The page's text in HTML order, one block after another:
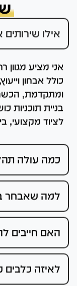
אילו
אני מציע מגוון
כולל אבחון
ומתקדמת,
בניית תוכניות
לציוד מקצועי,
כמה עולה
למה שאבחר
האם חייבים
לאיזה כלבים